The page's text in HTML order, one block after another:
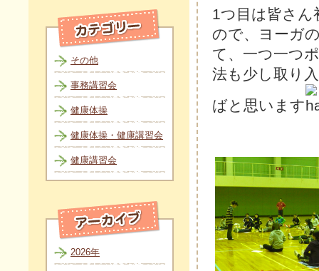
1つ目は皆さん
ので、ヨーガ
て、一つ一つ
法も少し取り
ばと思います
その他
事務講習会
健康体操
健康体操・健康講習会
健康講習会
2026年